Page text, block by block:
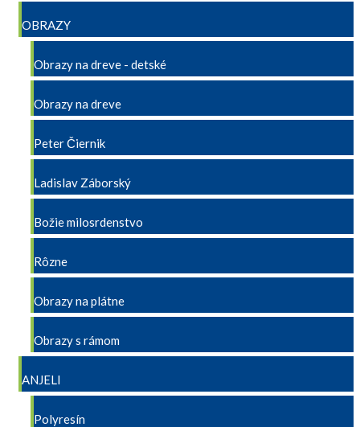
OBRAZY
Obrazy na dreve - detské
Obrazy na dreve
Peter Čiernik
Ladislav Záborský
Božie milosrdenstvo
Rôzne
Obrazy na plátne
Obrazy s rámom
ANJELI
Polyresín